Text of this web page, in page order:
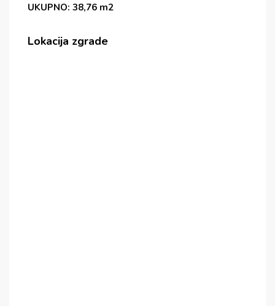
UKUPNO: 38,76 m2
Lokacija zgrade